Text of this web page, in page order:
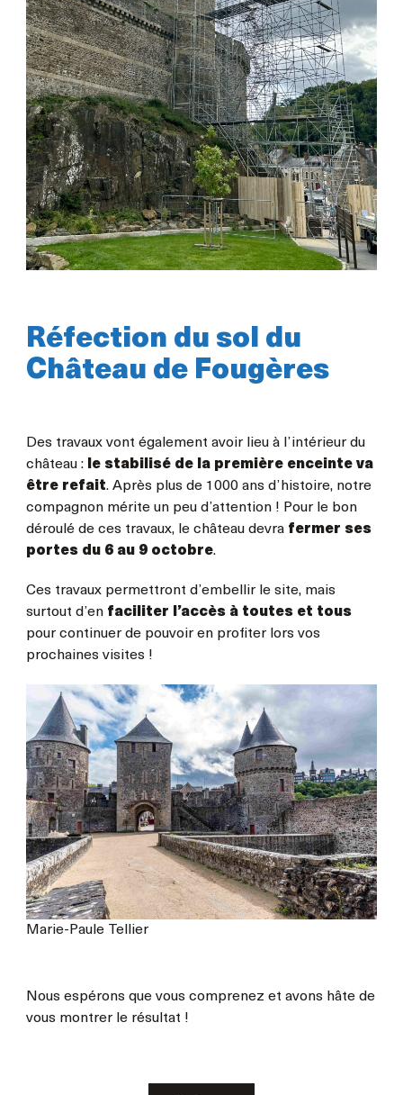
Réfection du sol du
Château de Fougères
Des travaux vont également avoir lieu à l’intérieur du
château :
le stabilisé de la première enceinte va
être refait. Après plus de 1000 ans d’histoire, notre
compagnon mérite un peu d’attention ! Pour le bon
déroulé de ces travaux, le château devra fermer ses
portes du 6 au 9 octobre.
Ces travaux permettront d’embellir le site, mais
surtout d’en faciliter l’accès à toutes et tous
pour continuer de pouvoir en profiter lors vos
prochaines visites !
Marie-Paule Tellier
Nous espérons que vous comprenez et avons hâte de
vous montrer le résultat !